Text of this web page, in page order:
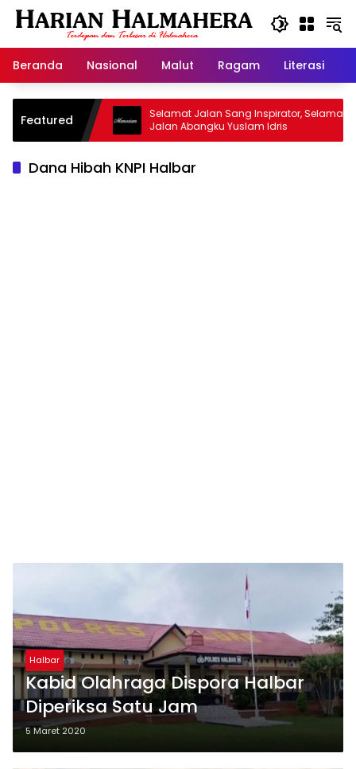
Langsung
Beranda
Nasional Malut Ragam Literasi
Featured
Warisan
Selamat Jalan Sang Inspirator, Selamat
Jalan Abangku Yuslam Idris
Dana Hibah KNPI Halbar
Halbar
Kabid Olahraga Dispora Halbar
Diperiksa Satu Jam
5 Maret 2020